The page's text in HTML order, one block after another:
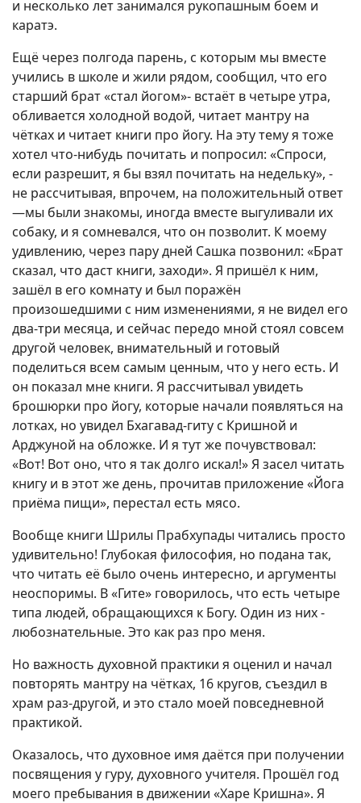
и несколько лет занимался рукопашным боем и
каратэ.
Ещё через полгода парень, с которым мы вместе
учились в школе и жили рядом, сообщил, что его
старший брат «стал йогом»- встаёт в четыре утра,
обливается холодной водой, читает мантру на
чётках и читает книги про йогу. На эту тему я тоже
хотел что-нибудь почитать и попросил: «Спроси,
если разрешит, я бы взял почитать на недельку», -
не рассчитывая, впрочем, на положительный ответ
—мы были знакомы, иногда вместе выгуливали их
собаку, и я сомневался, что он позволит. К моему
удивлению, через пару дней Сашка позвонил: «Брат
сказал, что даст книги, заходи». Я пришёл к ним,
зашёл в его комнату и был поражён
произошедшими с ним изменениями, я не видел его
два-три месяца, и сейчас передо мной стоял совсем
другой человек, внимательный и готовый
поделиться всем самым ценным, что у него есть. И
он показал мне книги. Я рассчитывал увидеть
брошюрки про йогу, которые начали появляться на
лотках, но увидел Бхагавад-гиту с Кришной и
Арджуной на обложке. И я тут же почувствовал:
«Вот! Вот оно, что я так долго искал!» Я засел читать
книгу и в этот же день, прочитав приложение «Йога
приёма пищи», перестал есть мясо.
Вообще книги Шрилы Прабхупады читались просто
удивительно! Глубокая философия, но подана так,
что читать её было очень интересно, и аргументы
неоспоримы. В «Гите» говорилось, что есть четыре
типа людей, обращающихся к Богу. Один из них -
любознательные. Это как раз про меня.
Но важность духовной практики я оценил и начал
повторять мантру на чётках, 16 кругов, съездил в
храм раз-другой, и это стало моей повседневной
практикой.
Оказалось, что духовное имя даётся при получении
посвящения у гуру, духовного учителя. Прошёл год
моего пребывания в движении «Харе Кришна». Я